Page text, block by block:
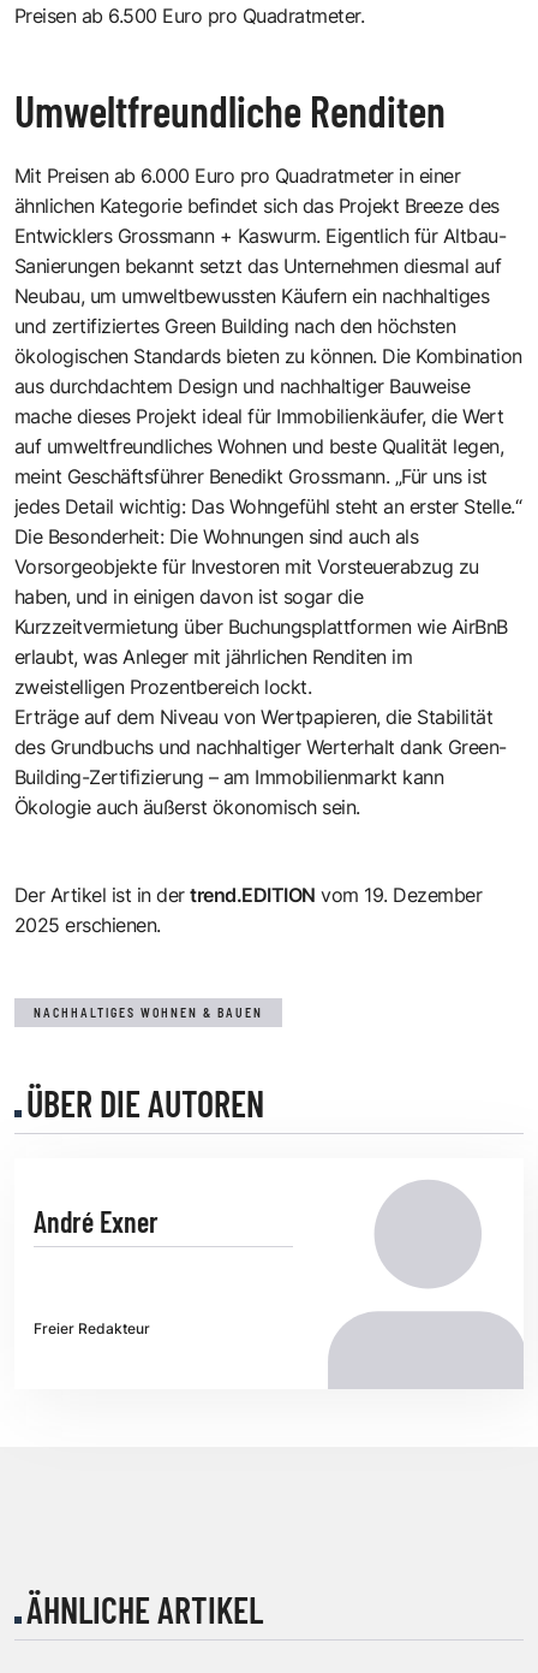
Preisen ab 6.500 Euro pro Quadratmeter.
Umweltfreundliche Renditen
Mit Preisen ab 6.000 Euro pro Quadratmeter in einer
ähnlichen Kategorie befindet sich das Projekt Breeze des
Entwicklers Grossmann + Kaswurm. Eigentlich für Altbau-
Sanierungen bekannt setzt das Unternehmen diesmal auf
Neubau, um umweltbewussten Käufern ein nachhaltiges
und zertifiziertes Green Building nach den höchsten
ökologischen Standards bieten zu können. Die Kombination
aus durchdachtem Design und nachhaltiger Bauweise
mache dieses Projekt ideal für Immobilienkäufer, die Wert
auf umweltfreundliches Wohnen und beste Qualität legen,
meint Geschäftsführer Benedikt Grossmann. „Für uns ist
jedes Detail wichtig: Das Wohngefühl steht an erster Stelle.“
Die Besonderheit: Die Wohnungen sind auch als
Vorsorgeobjekte für Investoren mit Vorsteuerabzug zu
haben, und in einigen davon ist sogar die
Kurzzeitvermietung über Buchungsplattformen wie AirBnB
erlaubt, was Anleger mit jährlichen Renditen im
zweistelligen Prozentbereich lockt.
Erträge auf dem Niveau von Wertpapieren, die Stabilität
des Grundbuchs und nachhaltiger Werterhalt dank Green-
Building-Zertifizierung – am Immobilienmarkt kann
Ökologie auch äußerst ökonomisch sein.
Der Artikel ist in dertrend.EDITION vom 19. Dezember
2025 erschienen.
NACHHALTIGES WOHNEN & BAUEN
ÜBER DIE AUTOREN
André Exner
Freier Redakteur
ÄHNLICHE ARTIKEL